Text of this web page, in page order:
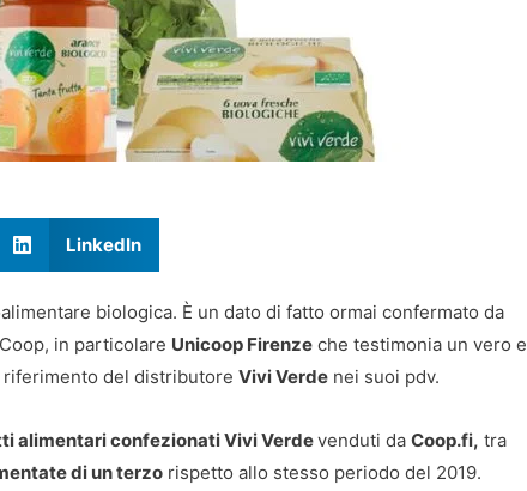
LinkedIn
biologica. È un dato di fatto ormai confermato da
in particolare Unicoop Firenze che testimonia un vero e
del distributore Vivi Verde nei suoi pdv.
alimentari confezionati Vivi Verdevenduti da Coop.fi, tra
di un terzo rispetto allo stesso periodo del 2019.